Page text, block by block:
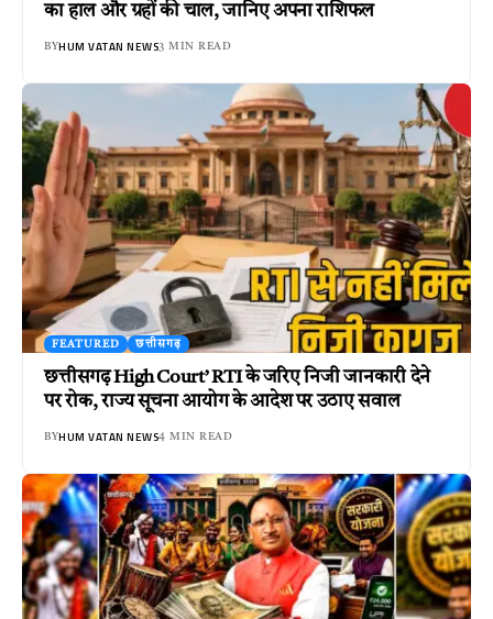
का हाल और ग्रहों की चाल, जानिए अपना राशिफल
BYHUM VATAN NEWS3 MIN READ
FEATURED छत्तीसगढ़
छत्तीसगढ़ High Court’ RTI के जरिए निजी जानकारी देने
पर रोक, राज्य सूचना आयोग के आदेश पर उठाए सवाल
BYHUM VATAN NEWS4 MIN READ